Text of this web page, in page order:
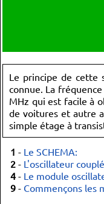
Le principe de cette
connue. La
MHz qui est facile à
de voitures et autre
simple étage à
1 - Le SCHEMA:
2 - L'oscillateur
4 - Le module
9 - Commençons les